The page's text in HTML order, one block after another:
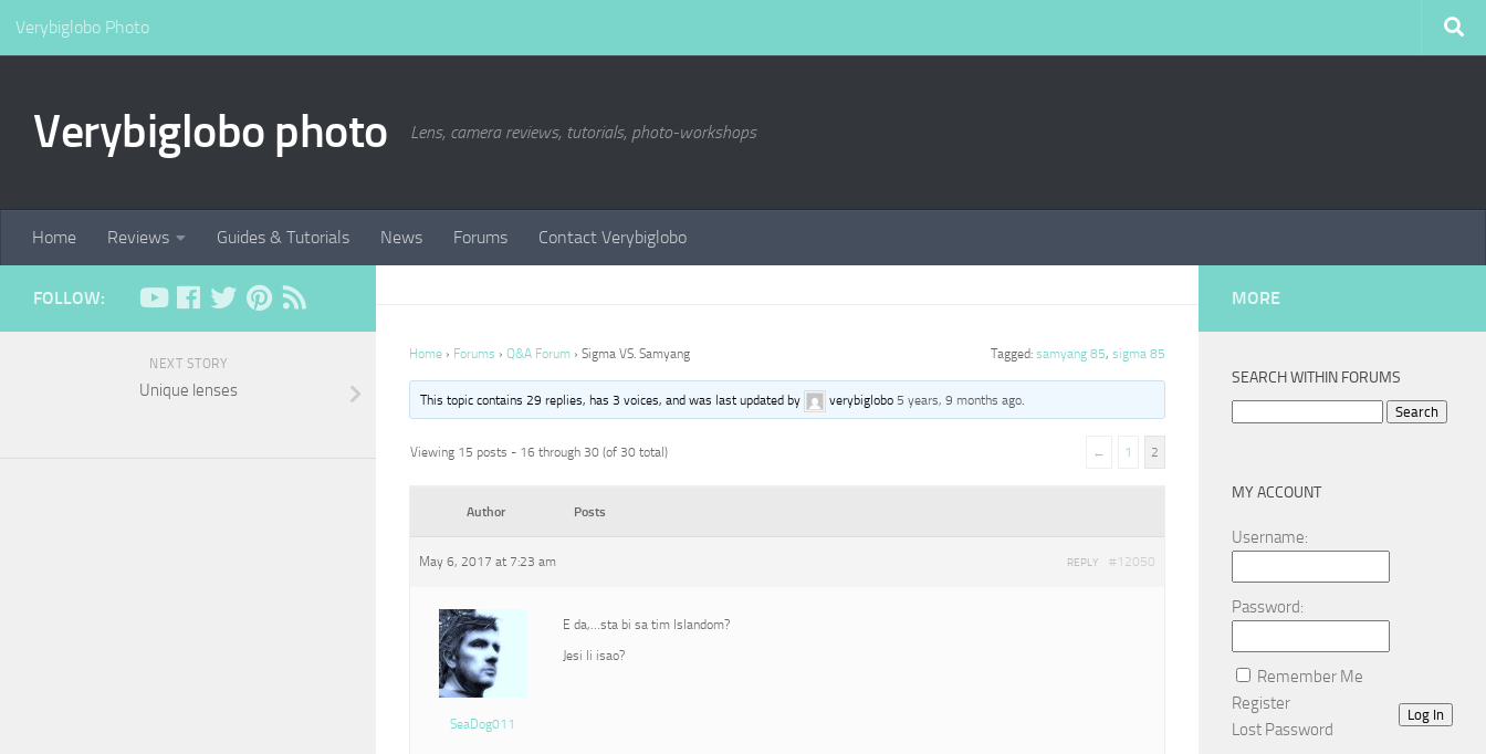
Verybiglobo Photo
Verybiglobo photo Lens, camera reviews, tutorials, photo-workshops
Home Reviews Guides & Tutorials News Forums Contact Verybiglobo
Home › Forums › Q&A Forum › Sigma VS. Samyang Tagged: samyang 85, sigma 85
This topic contains 29 replies, has 3 voices, and was last updated by verybiglobo 5 years, 9 months ago.
Viewing 15 posts - 16 through 30 (of 30 total) ← 1 2
Author Posts
May 6, 2017 at 7:23 am #12050
REPLY
SeaDog011
E da,…sta bi sa tim Islandom?
Jesi li isao?
FOLLOW:
NEXT STORY
Unique lenses
MORE
SEARCH WITHIN FORUMS
MY ACCOUNT
Username:
Password:
Remember Me
Log In
Register
Lost Password